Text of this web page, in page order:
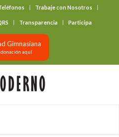
Trabaje con Nosotros
Transparencia Participa
Gimnasiana
donación aquí